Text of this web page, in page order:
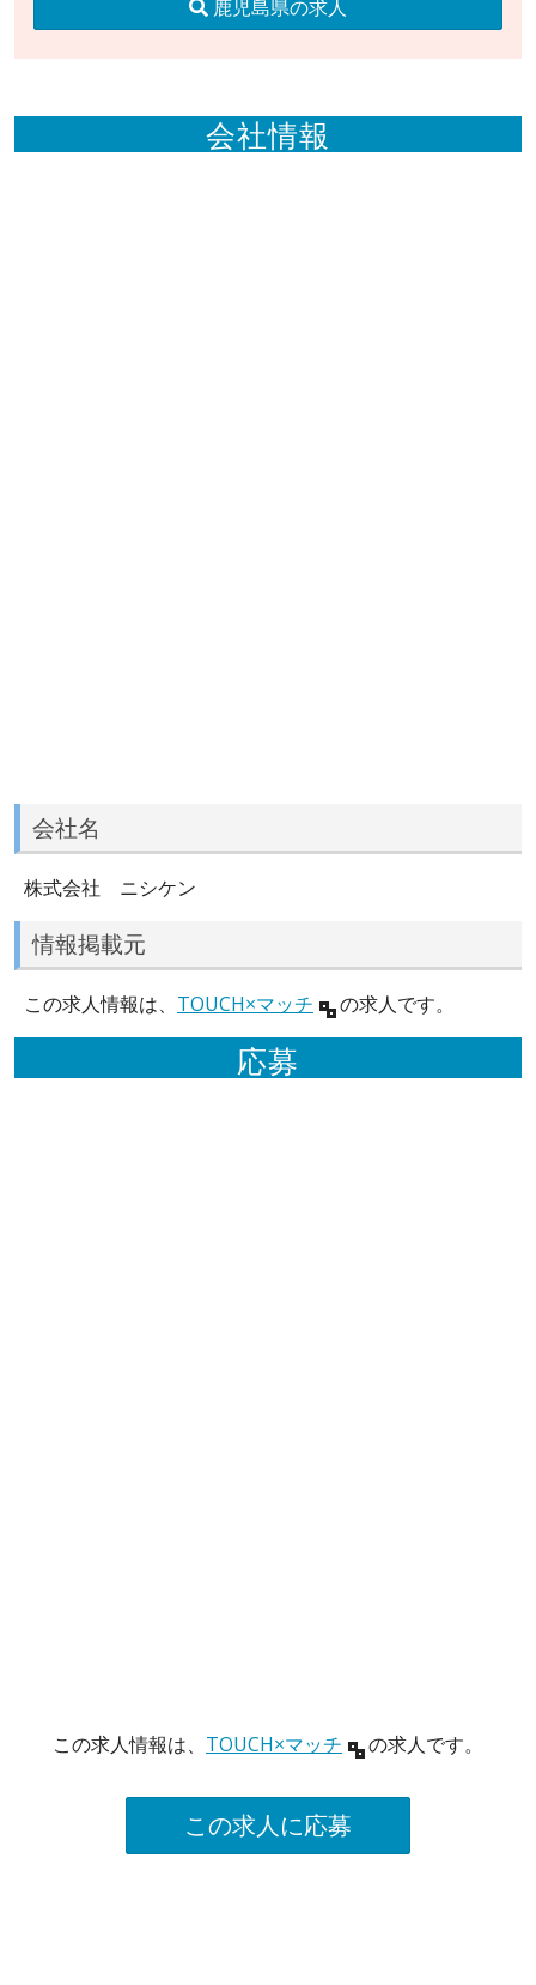
鹿児島県の求人
会社情報
会社名
株式会社 ニシケン
情報掲載元
この求人情報は、 TOUCH×マッチ の求人です。
応募
この求人情報は、 TOUCH×マッチ の求人です。
この求人に応募